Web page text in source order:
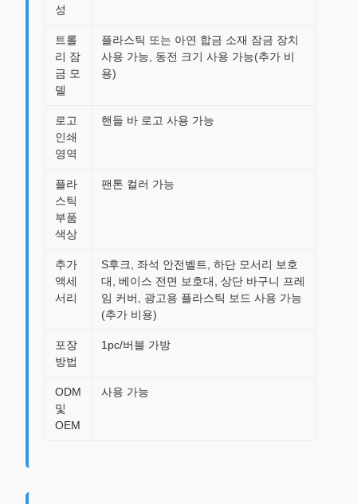
성
트롤
리 잠
금 모
델
플라스틱 또는 아연 합금 소재 잠금 장치
사용 가능, 동전 크기 사용 가능(추가 비
용)
로고
인쇄
영역
핸들 바 로고 사용 가능
플라
스틱
부품
색상
팬톤 컬러 가능
추가
액세
서리
S후크, 좌석 안전벨트, 하단 모서리 보호
대, 베이스 전면 보호대, 상단 바구니 프레
임 커버, 광고용 플라스틱 보드 사용 가능
(추가 비용)
포장
방법
1pc/버블 가방
ODM
및
OEM
사용 가능